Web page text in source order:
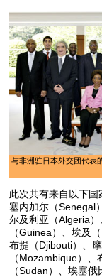
与非洲驻日本外交团代表
此次共有来自以下国
塞内加尔（Senegal
尔及利亚（Algeria
（Guinea）、埃及
布提（Djibouti）、
（Mozambique）
（Sudan）、埃塞俄